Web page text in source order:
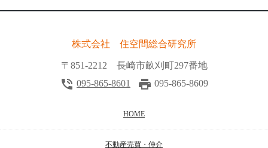
株式会社 住空間総合研究所
〒851-2212 長崎市畝刈町297番地
phone_in_talk 095-865-8601 local_printshop 095-865-8609
HOME
不動産売買・仲介